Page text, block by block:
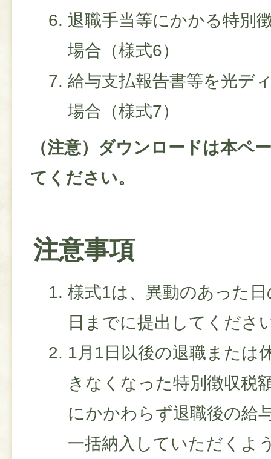
退職手当等にかかる特別
場合（様式6）
給与支払報告書等を光デ
場合（様式7）
（注意）ダウンロードは本ペ
てください。
注意事項
様式1は、異動のあった
日までに提出してくださ
1月1日以後の退職または
きなくなった特別徴収税
にかかわらず退職後の給
一括納入していただくよ